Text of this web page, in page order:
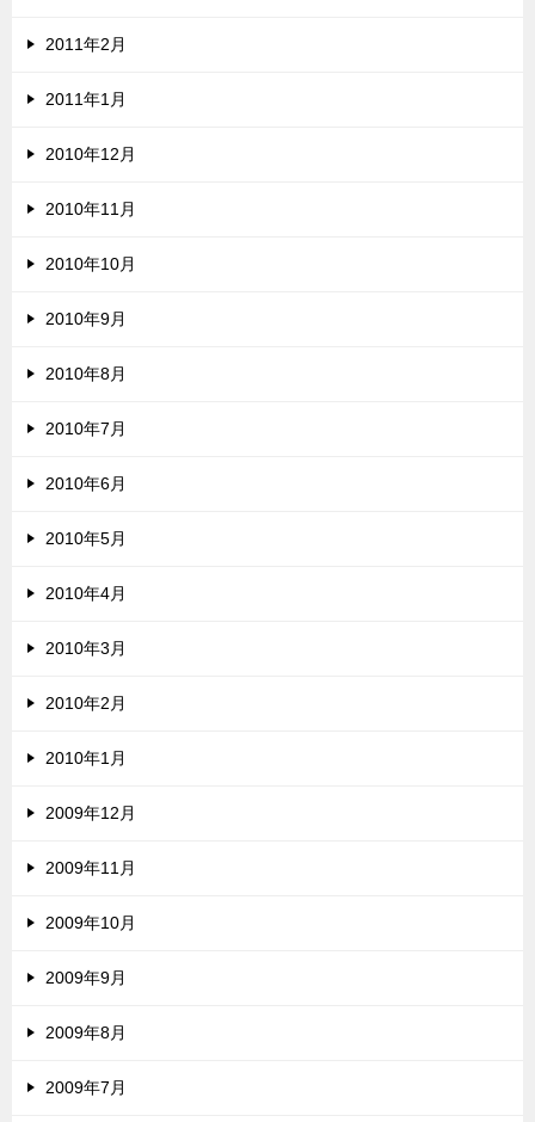
2011年2月
2011年1月
2010年12月
2010年11月
2010年10月
2010年9月
2010年8月
2010年7月
2010年6月
2010年5月
2010年4月
2010年3月
2010年2月
2010年1月
2009年12月
2009年11月
2009年10月
2009年9月
2009年8月
2009年7月